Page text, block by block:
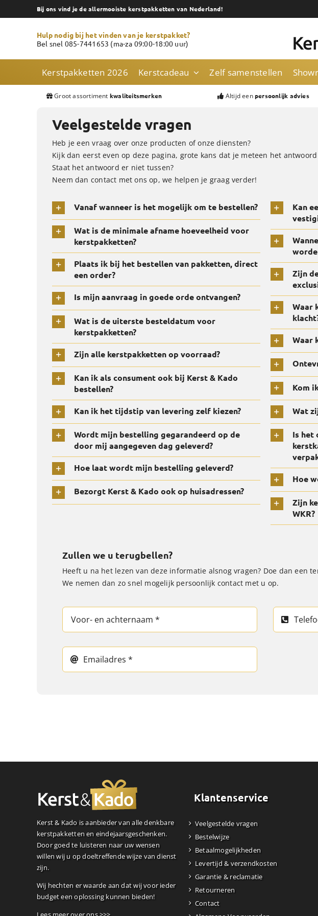
to
Bij ons vind je de allermooiste kerstpakketten van Nederland!
Hulp nodig bij het vinden van je kerstpakket?
Bel snel 085-7441653 (ma-za 09:00-18:00 uur)
Kerstpakketten 2026 Kerstcadeau Zelf samenstellen
Groot assortiment kwaliteitsmerken Altijd een persoonlijk advies
Veelgestelde vragen
Heb je een vraag over onze producten of onze diensten?
Kijk dan eerst even op deze pagina, grote kans dat je meteen het
Staat het antwoord er niet tussen?
Neem dan contact met ons op, we helpen je graag verder!
Vanaf wanneer is het mogelijk om te bestellen?
Wat is de minimale afname hoeveelheid voor
kerstpakketten?
Plaats ik bij het bestellen van pakketten, direct
een order?
Is mijn aanvraag in goede orde ontvangen?
Wat is de uiterste besteldatum voor
kerstpakketten?
Zijn alle kerstpakketten op voorraad?
Kan ik als consument ook bij Kerst & Kado
bestellen?
Kan ik het tijdstip van levering zelf kiezen?
Wordt mijn bestelling gegarandeerd op de
door mij aangegeven dag geleverd?
Hoe laat wordt mijn bestelling geleverd?
Bezorgt Kerst & Kado ook op huisadressen?
Kan
Zijn
Waar
Waar
Kom
Wat
Is het
Hoe
Zijn
WKR?
Zullen we u terugbellen?
Heeft u na het lezen van deze informatie alsnog vragen? Doe dan een
We nemen dan zo snel mogelijk persoonlijk contact met u op.
Kerst & Kado is aanbieder van alle denkbare
kerstpakketten en eindejaarsgeschenken.
Door goed te luisteren naar uw wensen
willen wij u op doeltreffende wijze van dienst
zijn.
Wij hechten er waarde aan dat wij voor ieder
budget een oplossing kunnen bieden!
Klantenservice
Veelgestelde vragen
Bestelwijze
Betaalmogelijkheden
Levertijd & verzendkosten
Garantie & reclamatie
Retourneren
Contact